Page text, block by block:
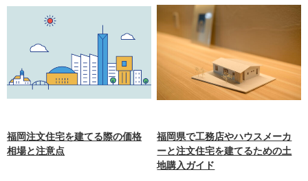
福岡注文住宅を建てる際の価格
相場と注意点
福岡県で工務店やハウスメーカ
ーと注文住宅を建てるための土
地購入ガイド